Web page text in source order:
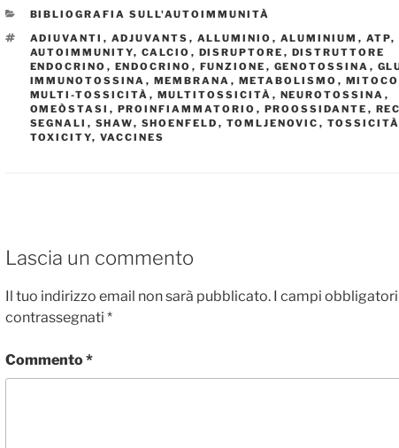
CATEGORIE
BIBLIOGRAFIA SULL'AUTOIMMUNITÀ
TAG
ADIUVANTI , ADJUVANTS , ALLUMINIO , ALUMINIUM , ATP,
AUTOIMMUNITY, CALCIO , DISRUPTORE , DISTRUTTORE
ENDOCRINO , ENDOCRINO , FUNZIONE , GENOTOSSINA ,
IMMUNOTOSSINA , MEMBRANA , METABOLISMO ,
MULTI-TOSSICITÀ , MULTITOSSICITÀ , NEUROTOSSINA ,
OMEÒSTASI , PROINFIAMMATORIO , PROOSSIDANTE ,
SEGNALI , SHAW, SHOENFELD , TOMLJENOVIC , TOSSICITÀ
TOXICITY, VACCINES
Lascia un commento
Il tuo indirizzo email non sarà pubblicato. I campi
contrassegnati *
Commento*